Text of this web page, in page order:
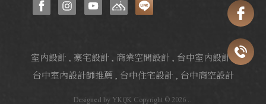
室內設計 豪宅設計 商業空間設計 台中室內設計
台中室內設計師推薦 台中住宅設計 台中商空設計
Designed byYKQKCopyright © 2026..